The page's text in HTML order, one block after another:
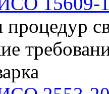
процедур